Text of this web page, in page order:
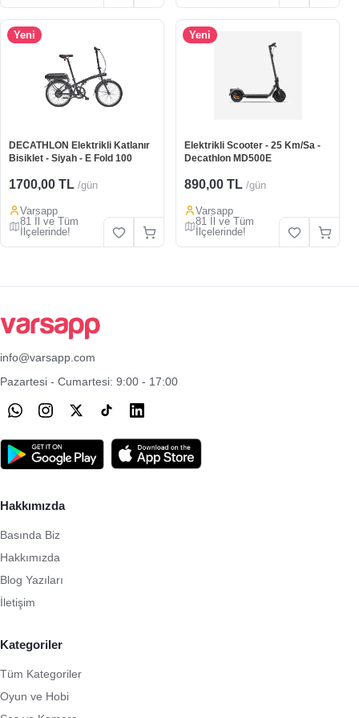
Yeni
DECATHLON Elektrikli Katlanır
Bisiklet - Siyah - E Fold 100
1700,00 TL /gün
Varsapp
81 İl ve Tüm
İlçelerinde!
Yeni
Elektrikli Scooter - 25 Km/Sa -
Decathlon MD500E
890,00 TL /gün
Varsapp
81 İl ve Tüm
İlçelerinde!
info@varsapp.com
Pazartesi - Cumartesi: 9:00 - 17:00
Hakkımızda
Basında Biz
Hakkımızda
Blog Yazıları
İletişim
Kategoriler
Tüm Kategoriler
Oyun ve Hobi